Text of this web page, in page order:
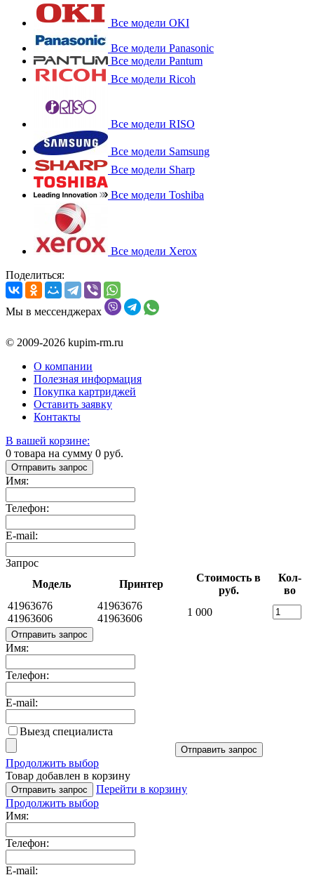
Все модели OKI
Все модели Panasonic
Все модели Pantum
Все модели Ricoh
Все модели RISO
Все модели Samsung
Все модели Sharp
Все модели Toshiba
Все модели Xerox
Поделиться:
Мы в мессенджерах
© 2009-2026 kupim-rm.ru
О компании
Полезная информация
Покупка картриджей
Оставить заявку
Контакты
В вашей корзине:
0 товара на сумму 0 руб.
Отправить запрос
Имя:
Телефон:
E-mail:
Запрос
Модель
Принтер
Стоимость в
руб.
Кол-
во
41963676
41963606
41963676
41963606
1 000
Отправить запрос
Имя:
Телефон:
E-mail:
Выезд специалиста
Отправить запрос
Продолжить выбор
Товар добавлен в корзину
Отправить запрос
Перейти в корзину
Продолжить выбор
Имя:
Телефон:
E-mail: